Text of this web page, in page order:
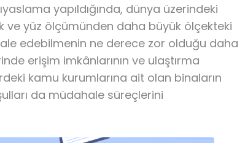
yapıldığında, dünya üzerindeki
yüz ölçümünden daha büyük ölçekteki
edebilmenin ne derece zor olduğu daha
erişim imkânlarının ve ulaştırma
kamu kurumlarına ait olan binaların
da müdahale süreçlerini